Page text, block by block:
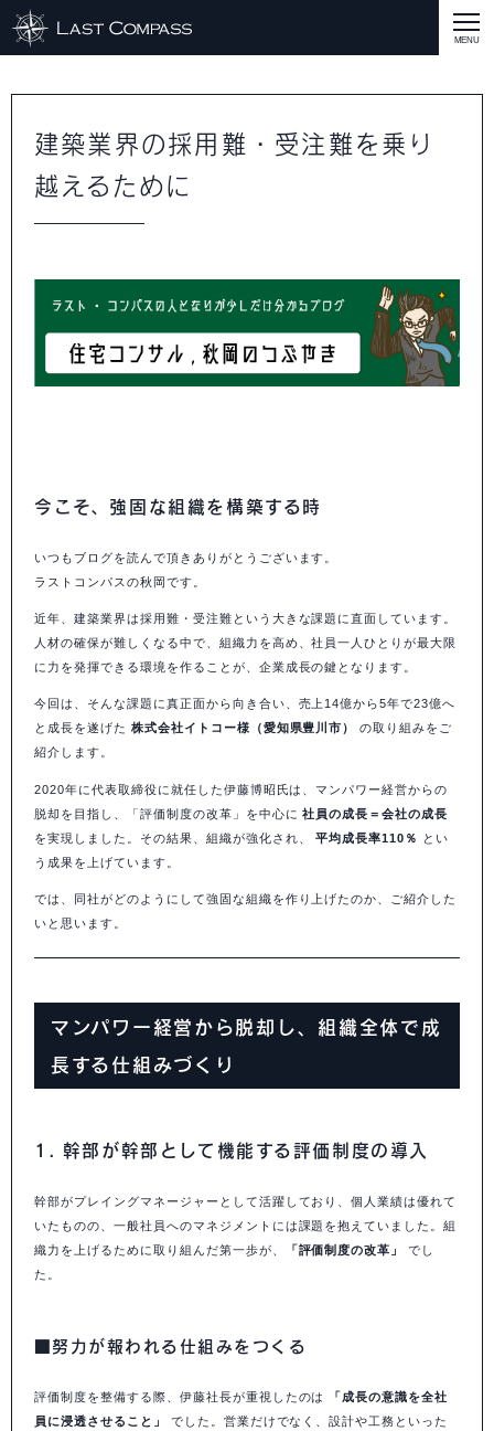
CASE
CASE
商品戦略
人材開発
評価制度
集客改善
コスト削減
買取再販
集客改善
SERVICE MENU
すべての説明会情報
事業開発に関して
に関して
に関して
に関して
コストに関して
RECRUIT
INQUERY
建築業界の採用難・受注難を乗り
越えるために
今こそ、強固な組織を構築する時
いつもブログを読んで頂きありがとうございます。
ラストコンパスの秋岡です。
近年、建築業界は採用難・受注難という大きな課題に直面しています。
人材の確保が難しくなる中で、組織力を高め、社員一人ひとりが最大限
に力を発揮できる環境を作ることが、企業成長の鍵となります。
今回は、そんな課題に真正面から向き合い、売上14億から5年で23億へ
と成長を遂げた 株式会社イトコー様（愛知県豊川市）
の取り組みをご
紹介します。
2020年に代表取締役に就任した伊藤博昭氏は、マンパワー経営からの
脱却を目指し、「評価制度の改革」を中心に社員の成長＝会社の成長
を実現しました。その結果、組織が強化され、平均成長率110％
とい
う成果を上げています。
では、同社がどのようにして強固な組織を作り上げたのか、ご紹介した
いと思います。
マンパワー経営から脱却し、組織全体で成
長する仕組みづくり
1. 幹部が幹部として機能する評価制度の導入
幹部がプレイングマネージャーとして活躍しており、個人業績は優れて
いたものの、一般社員へのマネジメントには課題を抱えていました。組
織力を上げるために取り組んだ第一歩が、
「評価制度の改革」
でし
た。
■努力が報われる仕組みをつくる
評価制度を整備する際、伊藤社長が重視したのは
「成長の意識を全社
員に浸透させること」
でした。営業だけでなく、設計や工務といった